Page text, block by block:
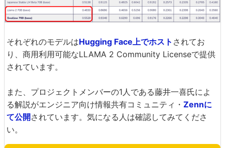
それぞれのモデルはHugging Face上でホスト されてお
り、商用利用可能なLLAMA 2 Community Licenseで提供
されています。
また、プロジェクトメンバーの1人である藤井一喜氏によ
る解説がエンジニア向け情報共有コミュニティ・ Zennに
て公開されています。気になる人は確認してみてくださ
い。